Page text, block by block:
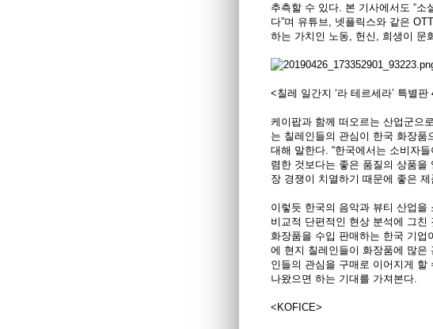
추측할 수 있다. 본 기사에서도 “
다”며 유튜브, 넷플릭스와 같은
하는 가치인 노동, 헌신, 희생이 문
<칠레 일간지 ‘라 테르세라’ 특별
케이팝과 함께 떠오르는 산업군으
는 칠레인들의 관심이 한국 화장
대해 말한다. “한국에서는 소비자
렴한 것보다는 좋은 품질의 상품
장 경쟁이 치열하기 때문에 좋은 제
이렇듯 한국의 음악과 뷰티 산업
비교적 단편적인 현상 분석에 그
화장품을 수입 판매하는 한국 기
에 현지 칠레인들이 화장품에 많은
인들의 관심을 구매로 이어지게
나왔으면 하는 기대를 가져본다.
<KOFICE>